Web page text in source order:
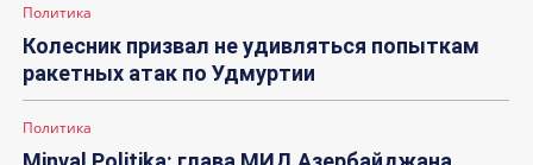
Политика
Колесник призвал не удивляться попыткам
ракетных атак по Удмуртии
Политика